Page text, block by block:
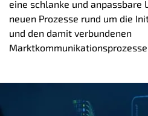
eine schlanke und anpassbare
neuen Prozesse rund um die
und den damit verbundenen